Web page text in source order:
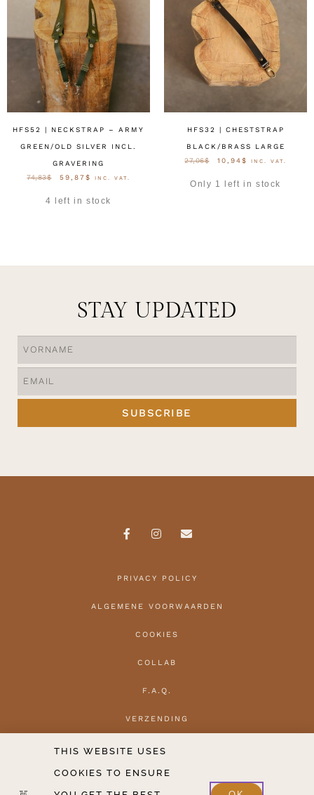
HFS52 | NECKSTRAP – ARMY
GREEN/OLD SILVER INCL.
GRAVERING
74,83$ 59,87$ INC. VAT.
4 left in stock
HFS32 | CHESTSTRAP
BLACK/BRASS LARGE
27,06$ 10,94$ INC. VAT.
Only 1 left in stock
STAY UPDATED
SUBSCRIBE
PRIVACY POLICY
ALGEMENE VOORWAARDEN
COOKIES
COLLAB
F.A.Q.
VERZENDING
HERROEPEN
CONTACT
THIS WEBSITE USES
COOKIES TO ENSURE